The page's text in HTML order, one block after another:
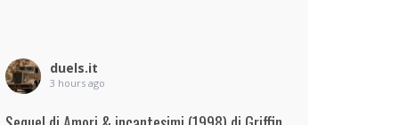
duels.it
3 hours ago